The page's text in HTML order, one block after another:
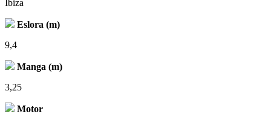
Ibiza
Eslora (m)
9,4
Manga (m)
3,25
Motor